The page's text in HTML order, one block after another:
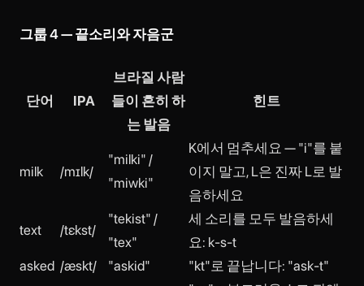
그룹 4 — 끝소리와 자음군
단어 IPA
브라질 사람
들이 흔히 하
는 발음
힌트
milk /mɪlk/
"milki" /
"miwki"
K에서 멈추세요 — "i"를 붙
이지 말고, L은 진짜 L로 발
음하세요
text /tɛkst/
"tekist" /
"tex"
세 소리를 모두 발음하세
요: k-s-t
asked /æskt/ "askid" "kt"로 끝납니다: "ask-t"